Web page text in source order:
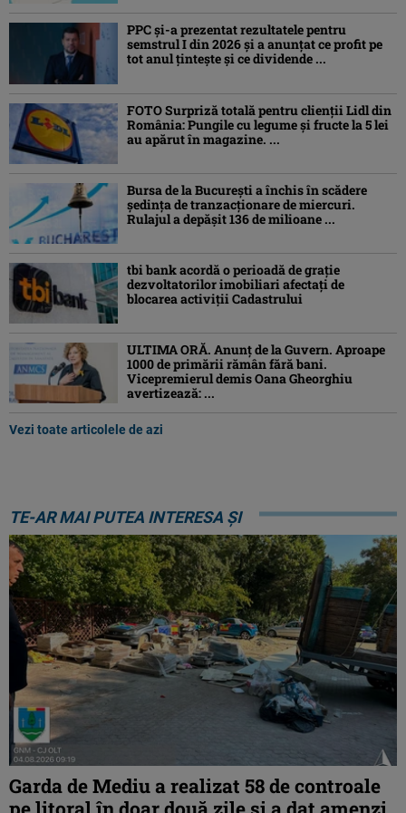
PPC și-a prezentat rezultatele pentru
semstrul I din 2026 și a anunțat ce profit pe
tot anul țintește și ce dividende ...
FOTO Surpriză totală pentru clienții Lidl din
România: Pungile cu legume și fructe la 5 lei
au apărut în magazine. ...
Bursa de la București a închis în scădere
ședința de tranzacționare de miercuri.
Rulajul a depășit 136 de milioane ...
tbi bank acordă o perioadă de grație
dezvoltatorilor imobiliari afectați de
blocarea activiții Cadastrului
ULTIMA ORĂ. Anunț de la Guvern. Aproape
1000 de primării rămân fără bani.
Vicepremierul demis Oana Gheorghiu
avertizează: ...
Vezi toate articolele de azi
TE-AR MAI PUTEA INTERESA ȘI
Garda de Mediu a realizat 58 de controale